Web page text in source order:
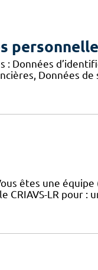
: Données
Données de
êtes une équipe
LR pour :